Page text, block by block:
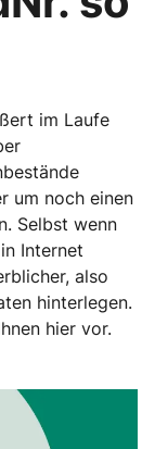
im Laufe
um noch einen
Selbst wenn
Internet
also
hinterlegen.
hier vor.